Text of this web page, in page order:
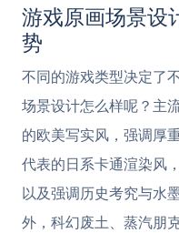
游戏原画场景设
势
不同的游戏类型决定了
场景设计怎么样呢？主
的欧美写实风，强调厚
代表的日系卡通渲染风
以及强调历史考究与水
外，科幻废土、蒸汽朋